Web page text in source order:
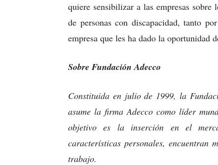
quiere sensibilizar a las empresas
de personas con discapacidad, tanto
empresa que les ha dado la oportunidad
Sobre Fundación Adecco
Constituida en julio de 1999, la
asume la firma Adecco como líder
objetivo es la inserción en el
características personales, encuentran
trabajo.